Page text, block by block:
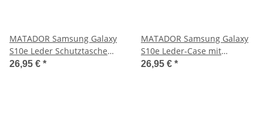
MATADOR Samsung Galaxy
S10e Leder Schutztasche
Schwarz
26,95 € *
MATADOR Samsung Galaxy
S10e Leder-Case mit
Kartenfach Schwarz
26,95 € *